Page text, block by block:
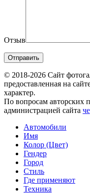
Отзыв
© 2018-2026 Сайт
предоставленная на
характер.
По вопросам авторских
администрацией сайта
Автомобили
Имя
Колор (Цвет)
Гендер
Город
Стиль
Где применяют
Техника